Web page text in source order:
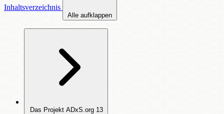
Inhaltsverzeichnis
Alle aufklappen
Das Projekt ADxS.org 13